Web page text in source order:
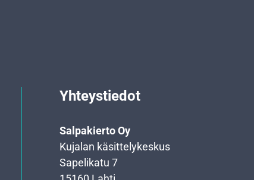
Yhteystiedot
Salpakierto Oy
Kujalan käsittelykeskus
Sapelikatu 7